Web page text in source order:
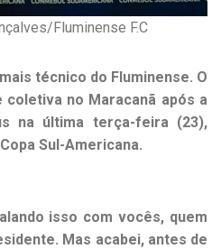
Fluminense F.C
técnico do Fluminense. O
no Maracanã após a
na última terça-feira (23),
Sul-Americana.
isso com vocês, quem
Mas acabei, antes de